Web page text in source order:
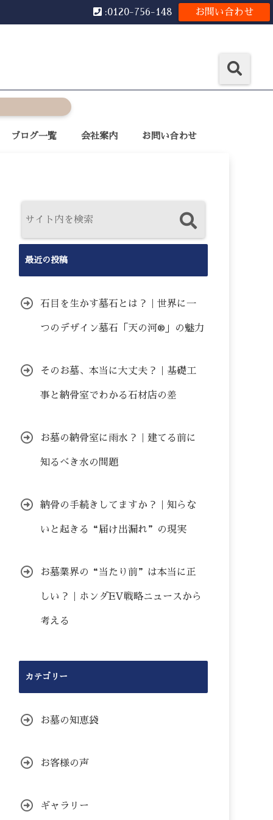
お問い合わせ
:0120-756-148
ブログ一覧 会社案内 お問い合わせ
最近の投稿
石目を生かす墓石とは？｜世界に一
つのデザイン墓石「天の河®」の魅力
そのお墓、本当に大丈夫？｜基礎工
事と納骨室でわかる石材店の差
お墓の納骨室に雨水？｜建てる前に
知るべき水の問題
納骨の手続きしてますか？｜知らな
いと起きる“届け出漏れ”の現実
お墓業界の“当たり前”は本当に正
しい？｜ホンダEV戦略ニュースから
考える
カテゴリー
お墓の知恵袋
お客様の声
ギャラリー